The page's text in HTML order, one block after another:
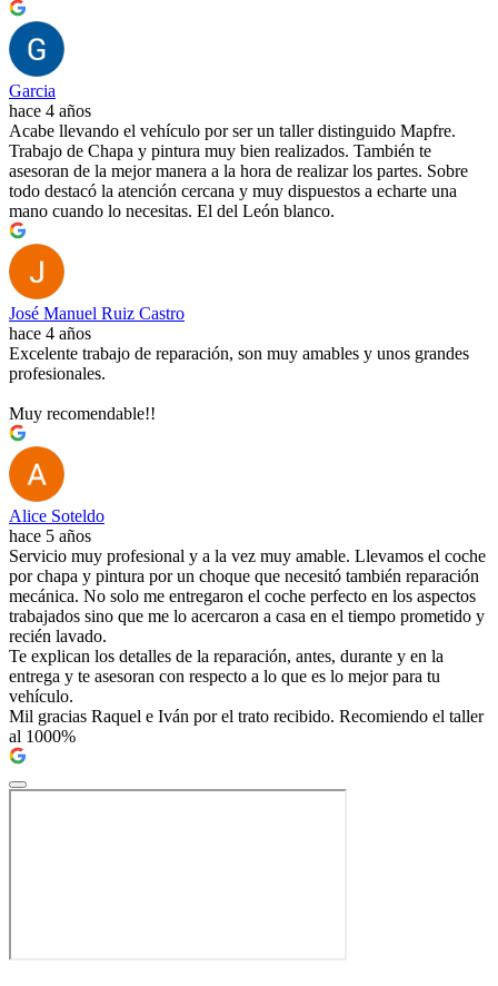
Garcia
hace 4 años
Acabe llevando el vehículo por ser un taller distinguido Mapfre.
Trabajo de Chapa y pintura muy bien realizados. También te
asesoran de la mejor manera a la hora de realizar los partes. Sobre
todo destacó la atención cercana y muy dispuestos a echarte una
mano cuando lo necesitas. El del León blanco.
José Manuel Ruiz Castro
hace 4 años
Excelente trabajo de reparación, son muy amables y unos grandes
profesionales.
Muy recomendable!!
Alice Soteldo
hace 5 años
Servicio muy profesional y a la vez muy amable. Llevamos el coche
por chapa y pintura por un choque que necesitó también reparación
mecánica. No solo me entregaron el coche perfecto en los aspectos
trabajados sino que me lo acercaron a casa en el tiempo prometido y
recién lavado.
Te explican los detalles de la reparación, antes, durante y en la
entrega y te asesoran con respecto a lo que es lo mejor para tu
vehículo.
Mil gracias Raquel e Iván por el trato recibido. Recomiendo el taller
al 1000%